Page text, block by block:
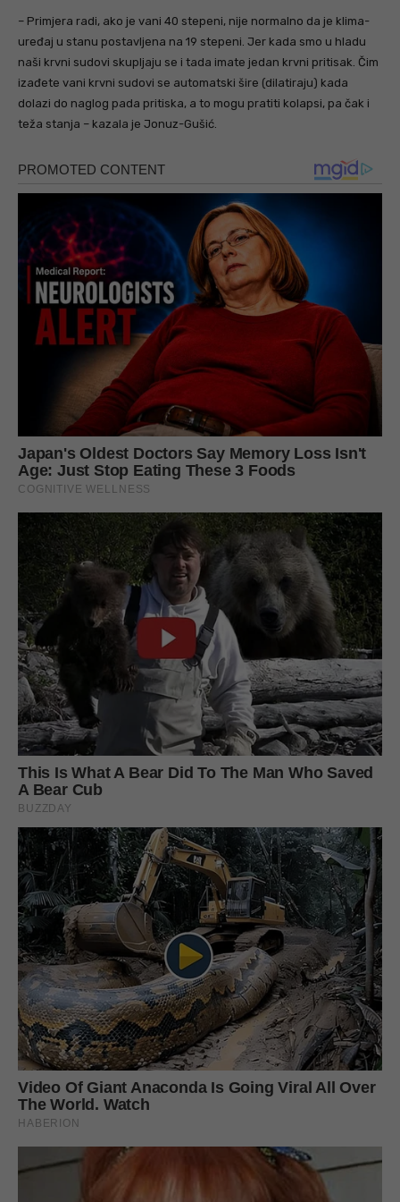
– Primjera radi, ako je vani 40 stepeni, nije normalno da je klima-
uređaj u stanu postavljena na 19 stepeni. Jer kada smo u hladu
naši krvni sudovi skupljaju se i tada imate jedan krvni pritisak. Čim
izađete vani krvni sudovi se automatski šire (dilatiraju) kada
dolazi do naglog pada pritiska, a to mogu pratiti kolapsi, pa čak i
teža stanja – kazala je Jonuz-Gušić.